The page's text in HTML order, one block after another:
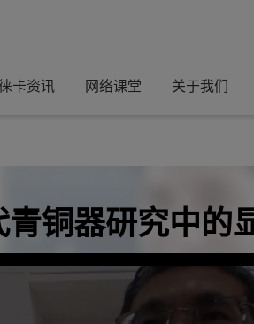
卡资讯 网络课堂 关于我们
青铜器研究中的